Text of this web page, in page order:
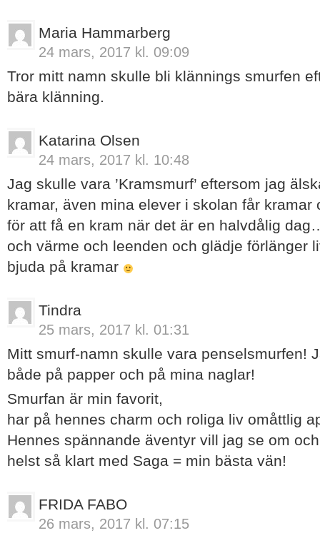
Maria Hammarberg
24 mars, 2017 kl. 09:09
Tror mitt namn skulle bli klännings smurfen
bära klänning.
Katarina Olsen
24 mars, 2017 kl. 10:48
Jag skulle vara ’Kramsmurf’ eftersom jag
kramar, även mina elever i skolan får kramar
för att få en kram när det är en halvdålig
och värme och leenden och glädje förlänger
bjuda på kramar
Tindra
25 mars, 2017 kl. 01:31
Mitt smurf-namn skulle vara penselsmurfen!
både på papper och på mina naglar!
Smurfan är min favorit,
har på hennes charm och roliga liv omåttlig
Hennes spännande äventyr vill jag se om
helst så klart med Saga = min bästa vän!
FRIDA FABO
26 mars, 2017 kl. 07:15